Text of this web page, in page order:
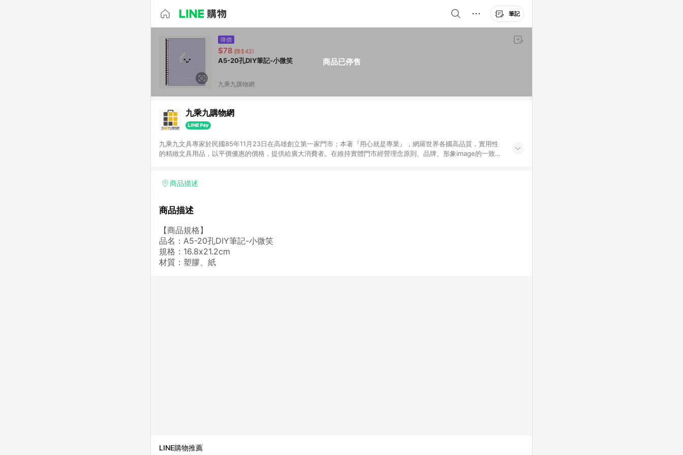
筆記
商品已停售
降價
$78 (降$42)
A5-20孔DIY筆記-小微笑
九乘九購物網
九乘九購物網
九乘九文具專家於民國85年11月23日在高雄創立第一家門市；本著『用心就是專業』，網羅世界各國高品質，實用性
的精緻文具用品，以平價優惠的價格，提供給廣大消費者。在維持實體門市經營理念原則、品牌、形象image的一致性
商出貨後 30 天前後發送。 (2) 門市訂單、門市取貨、大量議價、月結企業訂單及紅利點數商品不符合導購資格。 (3)
商品描述
商品描述
【商品規格】
品名：A5-20孔DIY筆記-小微笑
規格：16.8x21.2cm
材質：塑膠、紙
LINE購物推薦